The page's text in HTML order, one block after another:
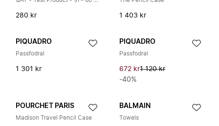
280 kr 1 403 kr
PIQUADRO
Passfodral
1 301 kr
PIQUADRO
Passfodral
672 kr1 120 kr
-40%
POURCHET PARIS
Madison Travel Pencil Case
BALMAIN
Towels